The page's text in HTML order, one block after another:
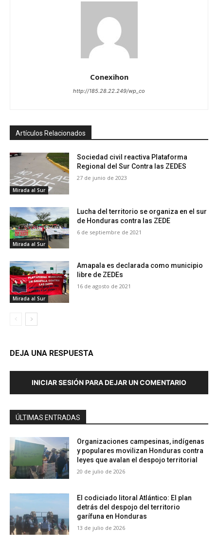
Conexihon
http://185.28.22.249/wp_co
Artículos Relacionados
Mirada al Sur
Sociedad civil reactiva Plataforma
Regional del Sur Contra las ZEDES
27 de junio de 2023
Mirada al Sur
Lucha del territorio se organiza en el sur
de Honduras contra las ZEDE
6 de septiembre de 2021
Mirada al Sur
Amapala es declarada como municipio
libre de ZEDEs
16 de agosto de 2021
DEJA UNA RESPUESTA
INICIAR SESIÓN PARA DEJAR UN COMENTARIO
ÚLTIMAS ENTRADAS
Organizaciones campesinas, indígenas
y populares movilizan Honduras contra
leyes que avalan el despojo territorial
20 de julio de 2026
El codiciado litoral Atlántico: El plan
detrás del despojo del territorio
garífuna en Honduras
13 de julio de 2026